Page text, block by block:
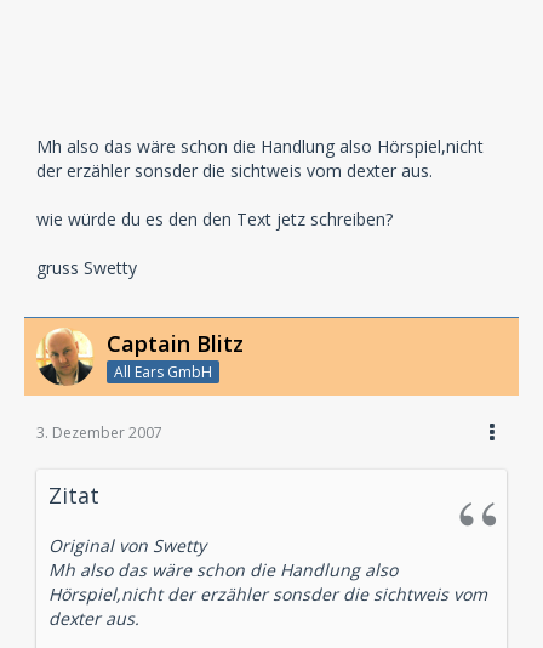
Mh also das wäre schon die Handlung also Hörspiel,nicht
der erzähler sonsder die sichtweis vom dexter aus.
wie würde du es den den Text jetz schreiben?
gruss Swetty
Captain Blitz
All Ears GmbH
3. Dezember 2007
Zitat
Original von Swetty
Mh also das wäre schon die Handlung also
Hörspiel,nicht der erzähler sonsder die sichtweis vom
dexter aus.